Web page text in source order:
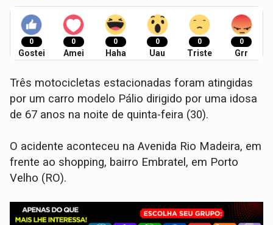
0
Gostei
0
Amei
0
Haha
0
Uau
0
Triste
0
Grr
Três motocicletas estacionadas foram atingidas
por um carro modelo Pálio dirigido por uma idosa
de 67 anos na noite de quinta-feira (30).
O acidente aconteceu na Avenida Rio Madeira, em
frente ao shopping, bairro Embratel, em Porto
Velho (RO).